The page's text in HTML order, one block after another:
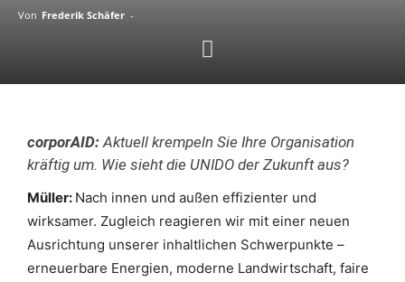
Von Frederik Schäfer -
corporAID:Aktuell krempeln Sie Ihre Organisation
kräftig um. Wie sieht die UNIDO der Zukunft aus?
Müller: Nach innen und außen effizienter und
wirksamer. Zugleich reagieren wir mit einer neuen
Ausrichtung unserer inhaltli­chen Schwerpunkte –
erneuerbare Energien, moderne Landwirtschaft, faire